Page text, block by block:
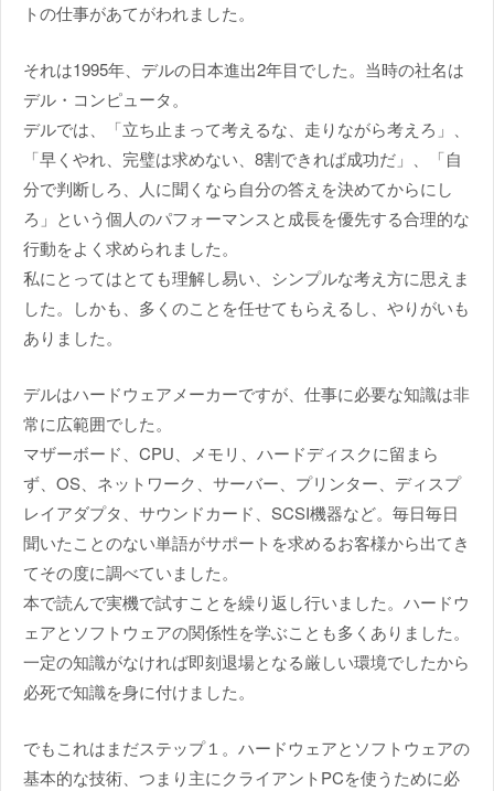
トの仕事があてがわれました。
それは1995年、デルの日本進出2年目でした。当時の社名は
デル・コンピュータ。
デルでは、「立ち止まって考えるな、走りながら考えろ」、
「早くやれ、完璧は求めない、8割できれば成功だ」、「自
分で判断しろ、人に聞くなら自分の答えを決めてからにし
ろ」という個人のパフォーマンスと成長を優先する合理的な
行動をよく求められました。
私にとってはとても理解し易い、シンプルな考え方に思えま
した。しかも、多くのことを任せてもらえるし、やりがいも
ありました。
デルはハードウェアメーカーですが、仕事に必要な知識は非
常に広範囲でした。
マザーボード、CPU、メモリ、ハードディスクに留まら
ず、OS、ネットワーク、サーバー、プリンター、ディスプ
レイアダプタ、サウンドカード、SCSI機器など。毎日毎日
聞いたことのない単語がサポートを求めるお客様から出てき
てその度に調べていました。
本で読んで実機で試すことを繰り返し行いました。ハードウ
ェアとソフトウェアの関係性を学ぶことも多くありました。
一定の知識がなければ即刻退場となる厳しい環境でしたから
必死で知識を身に付けました。
でもこれはまだステップ１。ハードウェアとソフトウェアの
基本的な技術、つまり主にクライアントPCを使うために必